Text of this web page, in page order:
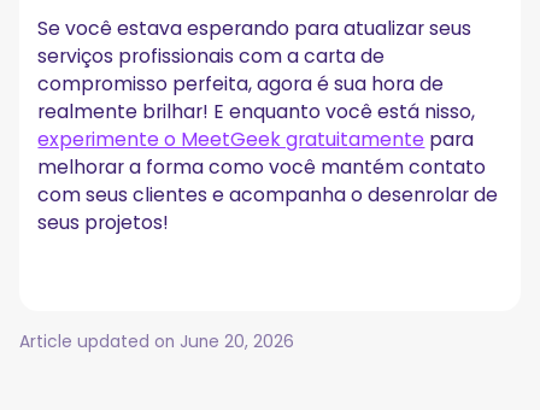
Se você estava esperando para atualizar seus
serviços profissionais com a carta de
compromisso perfeita, agora é sua hora de
realmente brilhar! E enquanto você está nisso,
experimente o MeetGeek gratuitamente para
melhorar a forma como você mantém contato
com seus clientes e acompanha o desenrolar de
seus projetos!
Article updated on June 20, 2026